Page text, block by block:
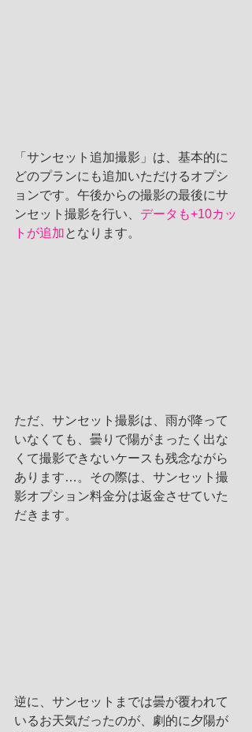
「サンセット追加撮影」は、基本的に
どのプランにも追加いただけるオプシ
ョンです。午後からの撮影の最後にサ
ンセット撮影を行い、 データも+10カッ
トが追加となります。
ただ、サンセット撮影は、雨が降って
いなくても、曇りで陽がまったく出な
くて撮影できないケースも残念ながら
あります…。その際は、サンセット撮
影オプション料金分は返金させていた
だきます。
逆に、サンセットまでは曇が覆われて
いるお天気だったのが、劇的に夕陽が